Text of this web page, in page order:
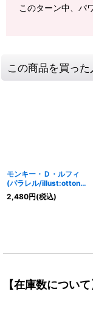
このターン中、パ
この商品を買っ
モンキー・Ｄ・ルフィ
(パラレル/illust:otton)
【SR/P】{OP12-015}
2,480円(税込)
【在庫数について